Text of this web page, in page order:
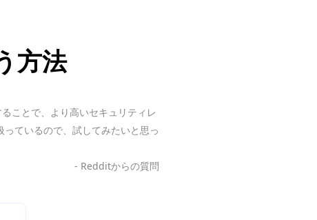
方法
ことで、より高いセキュリティレ
ているので、試してみたいと思っ
- Redditからの質問